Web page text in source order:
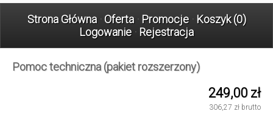
Strona Główna· Oferta· Promocje· Koszyk (0)
Logowanie· Rejestracja
Pomoc techniczna (pakiet rozszerzony)
249,00 zł
306,27 zł brutto